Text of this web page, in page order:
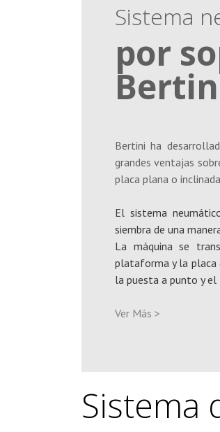
Sistema
por
Bertini ha
grandes ventajas
placa plana o
El sistema
siembra de una
La máquina se
plataforma y la placa
la puesta a punto y
Ver Más >
Sistema